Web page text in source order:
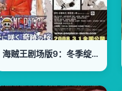
海贼王剧场版9：冬季绽放的奇迹之樱